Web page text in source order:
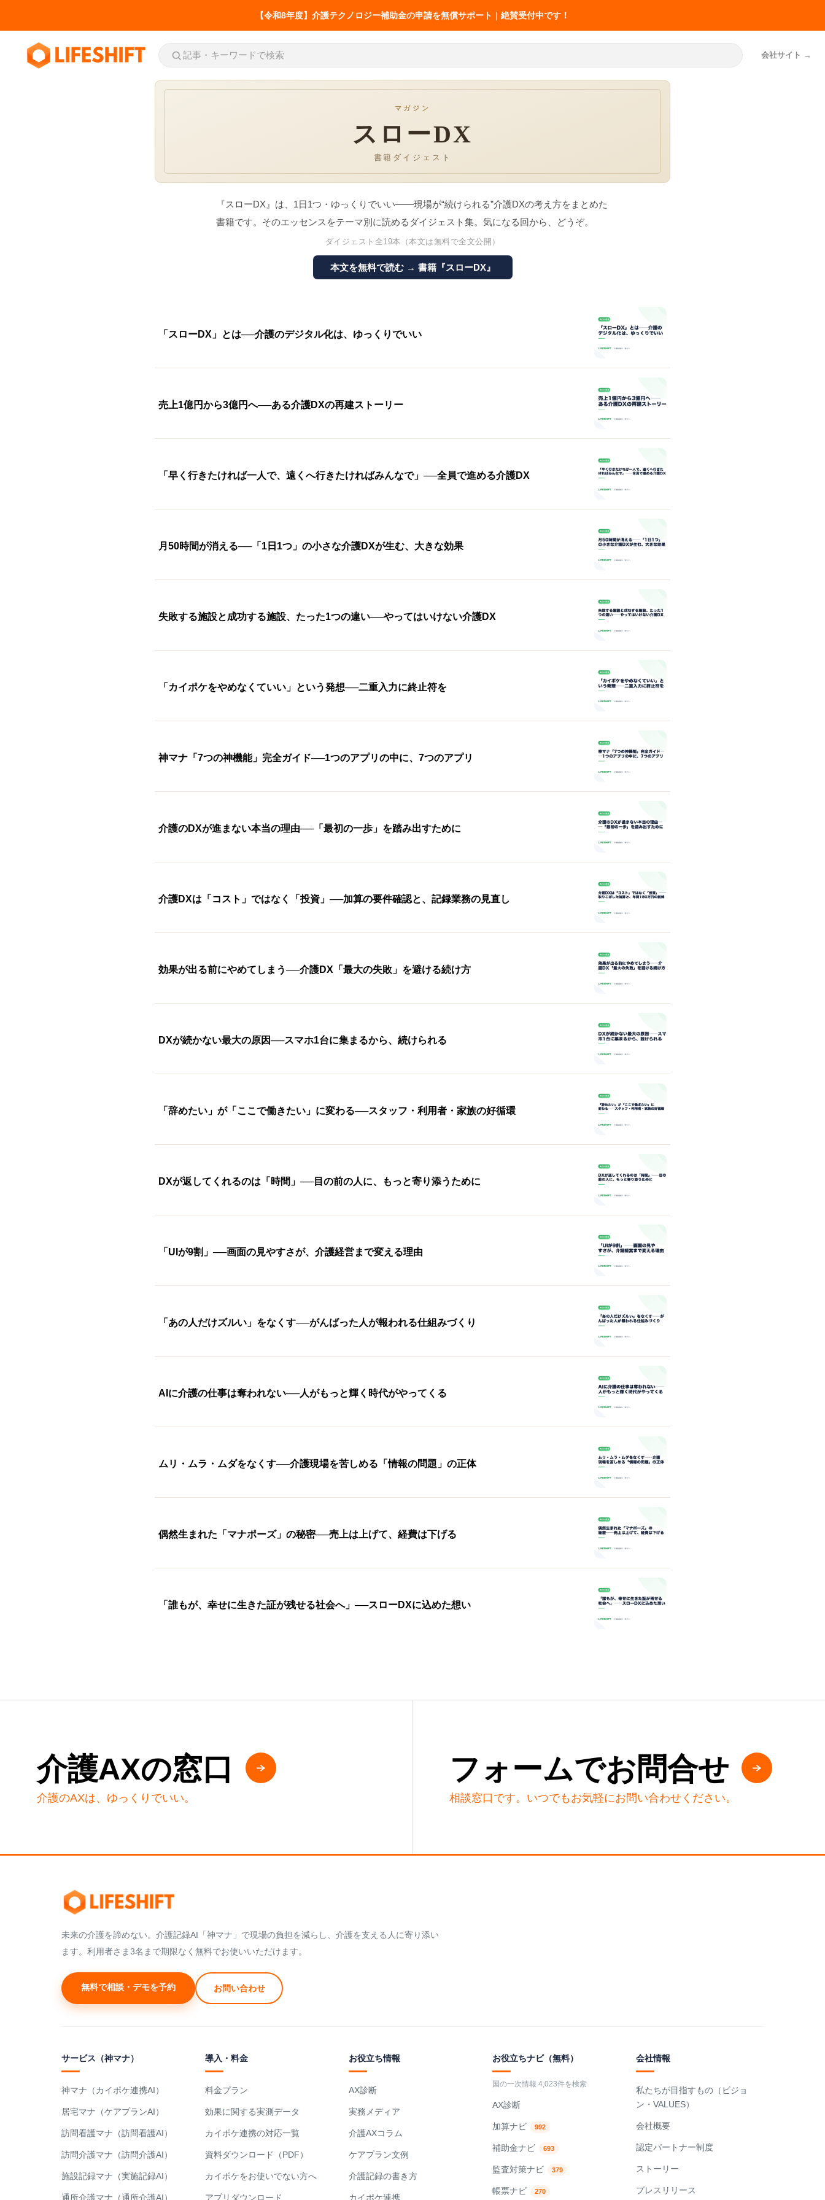
【令和8年度】介護テクノロジー補助金の申請を無償サポート｜絶賛受付中です！
介護AXの窓口
AX SUPPORT
AX無料診断
補助金ナビ
加算ナビ
帳票ナビ
監査対策ナビ
SOLUTION
神マナ（カイポケ連携AI）とは
訪問看護AI「訪問看護マナ」
福祉用具管理「福祉用具マナ」
勤怠管理「勤怠マナ」
介護の業務改善事例
68件
LIFESHIFT介護記録AI「神マナ」
介護の業務改善事例68件｜シフ
ト・移乗・見守り・教育【厚労省
送りの改善事例50件
LIFESHIFT介護記録AI「神マナ」
介護の情報共有・申し送りの改善
事例50件｜厚労省の報告書から
会社サイト
マガジン
スローDX
書籍ダイジェスト
『スローDX』は、1日1つ・ゆっくりでいい——現場が“続けられる”介護DXの考え方をまとめた
書籍です。そのエッセンスをテーマ別に読めるダイジェスト集。気になる回から、どうぞ。
ダイジェスト全19本（本文は無料で全文公開）
本文を無料で読む → 書籍『スローDX』
「スローDX」とは──介護のデジタル化は、ゆっくりでいい
売上1億円から3億円へ──ある介護DXの再建ストーリー
「早く行きたければ一人で、遠くへ行きたければみんなで」──全員で進める介護DX
月50時間が消える──「1日1つ」の小さな介護DXが生む、大きな効果
失敗する施設と成功する施設、たった1つの違い──やってはいけない介護DX
「カイポケをやめなくていい」という発想──二重入力に終止符を
神マナ「7つの神機能」完全ガイド──1つのアプリの中に、7つのアプリ
介護のDXが進まない本当の理由──「最初の一歩」を踏み出すために
介護DXは「コスト」ではなく「投資」──加算の要件確認と、記録業務の見直し
効果が出る前にやめてしまう──介護DX「最大の失敗」を避ける続け方
DXが続かない最大の原因──スマホ1台に集まるから、続けられる
「辞めたい」が「ここで働きたい」に変わる──スタッフ・利用者・家族の好循環
DXが返してくれるのは「時間」──目の前の人に、もっと寄り添うために
「UIが9割」──画面の見やすさが、介護経営まで変える理由
「あの人だけズルい」をなくす──がんばった人が報われる仕組みづくり
AIに介護の仕事は奪われない──人がもっと輝く時代がやってくる
ムリ・ムラ・ムダをなくす──介護現場を苦しめる「情報の問題」の正体
偶然生まれた「マナポーズ」の秘密──売上は上げて、経費は下げる
「誰もが、幸せに生きた証が残せる社会へ」──スローDXに込めた想い
介護AXの窓口
介護のAXは、ゆっくりでいい。
フォームでお問合せ
相談窓口です。いつでもお気軽にお問い合わせください。
未来の介護を諦めない。介護記録AI「神マナ」で現場の負担を減らし、介護を支える人に寄り添い
ます。利用者さま3名まで期限なく無料でお使いいただけます。
無料で相談・デモを予約 お問い合わせ
サービス（神マナ）
神マナ（カイポケ連携AI）
居宅マナ（ケアプランAI）
訪問看護マナ（訪問看護AI）
訪問介護マナ（訪問介護AI）
施設記録マナ（実施記録AI）
通所介護マナ（通所介護AI）
導入・料金
料金プラン
効果に関する実測データ
カイポケ連携の対応一覧
資料ダウンロード（PDF）
カイポケをお使いでない方へ
アプリダウンロード
お役立ち情報
AX診断
実務メディア
介護AXコラム
ケアプラン文例
介護記録の書き方
カイポケ連携
お役立ちナビ（無料）
国の一次情報 4,023件を検索
AX診断
加算ナビ 992
補助金ナビ 693
監査対策ナビ 379
帳票ナビ 270
会社情報
私たちが目指すもの（ビジョ
ン・VALUES）
会社概要
認定パートナー制度
ストーリー
プレスリリース